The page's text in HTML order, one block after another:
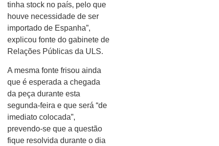
tinha stock no país, pelo que
houve necessidade de ser
importado de Espanha”,
explicou fonte do gabinete de
Relações Públicas da ULS.
A mesma fonte frisou ainda
que é esperada a chegada
da peça durante esta
segunda-feira e que será “de
imediato colocada”,
prevendo-se que a questão
fique resolvida durante o dia